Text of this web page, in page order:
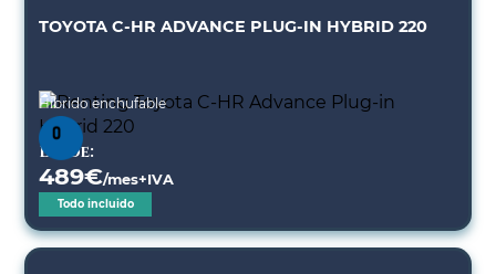
TOYOTA C-HR ADVANCE PLUG-IN HYBRID 220
Híbrido enchufable
Desde:
489€/mes+IVA
Todo incluido